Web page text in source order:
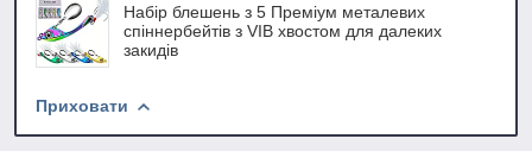
Набір блешень з 5 Преміум металевих
спіннербейтів з VIB хвостом для далеких
закидів
Приховати